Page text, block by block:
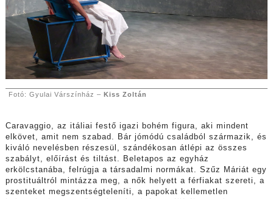
Fotó: Gyulai Várszínház – Kiss Zoltán
Caravaggio, az itáliai festő igazi bohém figura, aki mindent
elkövet, amit nem szabad. Bár jómódú családból származik, és
kiváló nevelésben részesül, szándékosan átlépi az összes
szabályt, előírást és tiltást. Beletapos az egyház
erkölcstanába, felrúgja a társadalmi normákat. Szűz Máriát egy
prostituáltról mintázza meg, a nők helyett a férfiakat szereti, a
szenteket megszentségteleníti, a papokat kellemetlen